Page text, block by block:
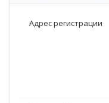
Адрес регистрации